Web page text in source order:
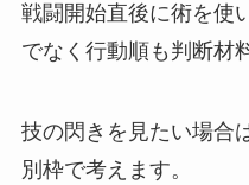
戦闘開始直後に術を使
でなく行動順も判断材
技の閃きを見たい場合
別枠で考えます。